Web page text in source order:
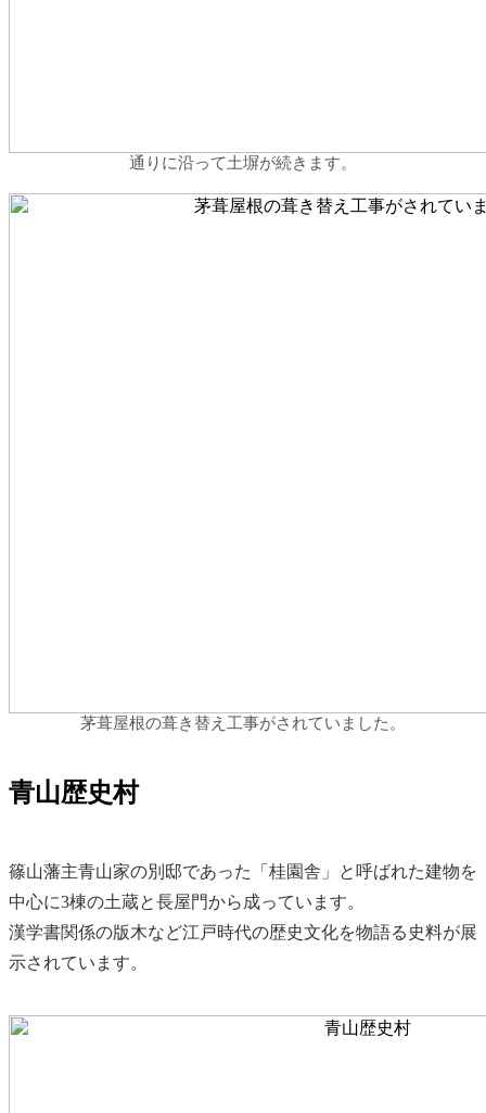
通りに沿って土塀が続きます。
茅葺屋根の葺き替え工事がされていました。
青山歴史村
篠山藩主青山家の別邸であった「桂園舎」と呼ばれた建物を
中心に3棟の土蔵と長屋門から成っています。
漢学書関係の版木など江戸時代の歴史文化を物語る史料が展
示されています。